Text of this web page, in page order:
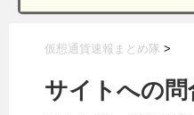
仮想通貨速報まとめ隊 >
サイトへの問